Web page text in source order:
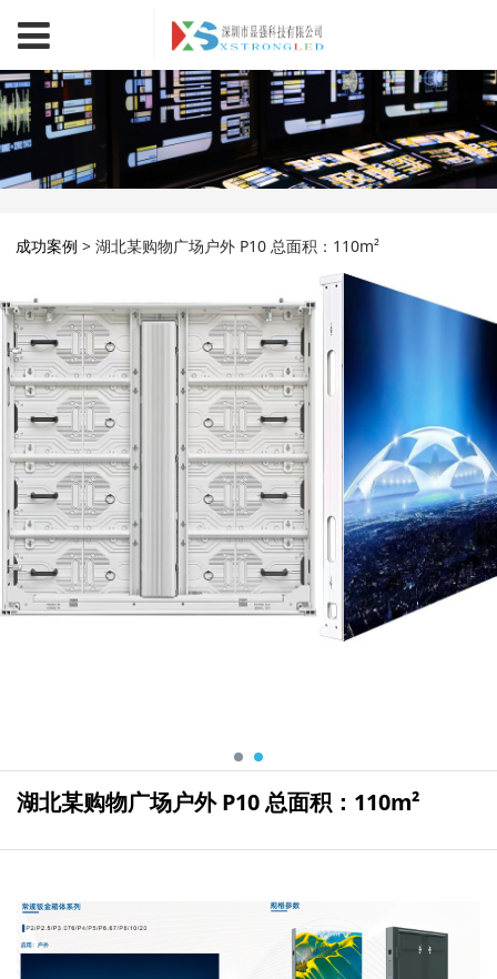
成功案例 > 湖北某购物广场户外 P10 总面积：110m²
湖北某购物广场户外 P10 总面积：110m²